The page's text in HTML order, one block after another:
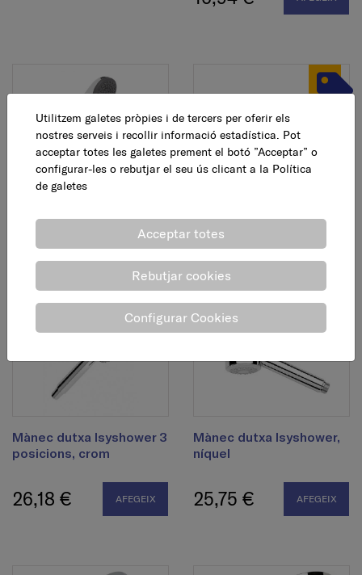
Mànec dutxa Genio
AFEGEIX
12,98 € AFEGEIX
Mànec dutxa Isyshower 3
posicions, crom
26,18 € AFEGEIX
Mànec dutxa Isyshower,
níquel
25,75 € AFEGEIX
Utilitzem galetes pròpies i de tercers per oferir els
nostres serveis i recollir informació estadística. Pot
acceptar totes les galetes prement el botó ”Acceptar” o
configurar-les o rebutjar el seu ús clicant a la Política
de galetes
Acceptar totes
Rebutjar cookies
Configurar Cookies